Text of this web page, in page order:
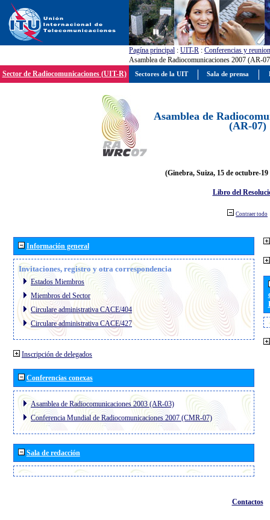
Pagína principal : UIT-R : Conferencias y
Asamblea de Radiocomunicaciones 2007 (AR-
Sector de Radiocomunicaciones (UIT-R)
Asamblea de
(AR-07)
(Ginebra, Suiza, 15 de octubre-19
Libro del
Contraer todo
Información general
Invitaciones, registro y otra correspondencia
Estados Miembros
Miembros del Sector
Circulare administrativa CACE/404
Circulare administrativa CACE/427
Inscripción de delegados
Conferencias conexas
Asamblea de Radiocomunicaciones 2003 (AR-03)
Conferencia Mundial de Radiocomunicaciones 2007 (CMR-07)
Sala de redacción
Contactos
Sectores de la UIT Sala de prensa